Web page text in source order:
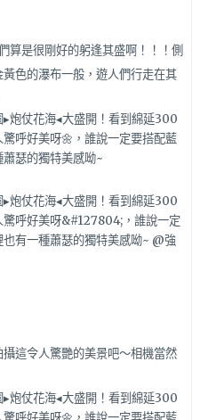
算是很剛好的躬逢其盛啊！！！側
色的瀑布一般，遊人們行走在其
這令人驚艷的美景吧～相機當然